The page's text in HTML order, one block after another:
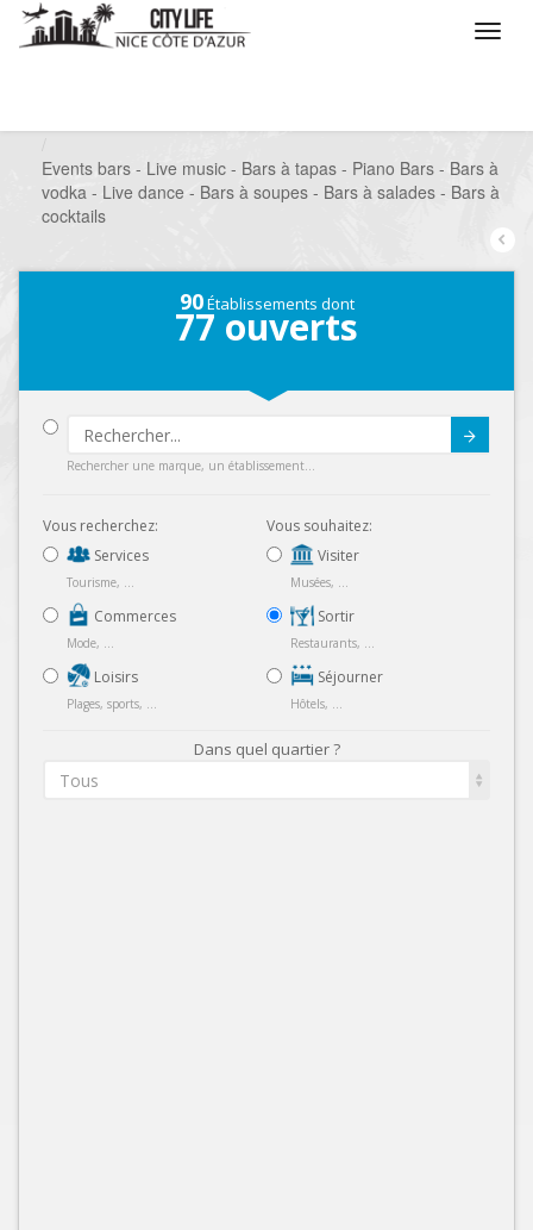
Events bars - Live music - Bars à tapas - Piano Bars - Bars à
vodka - Live dance - Bars à soupes - Bars à salades - Bars à
cocktails
90Établissements dont
77 ouverts
Rechercher une marque, un établissement...
Vous recherchez:
Services
Tourisme, ...
Commerces
Mode, ...
Loisirs
Plages, sports, ...
Vous souhaitez:
Visiter
Musées, ...
Sortir
Restaurants, ...
Séjourner
Hôtels, ...
Dans quel quartier ?
Tous